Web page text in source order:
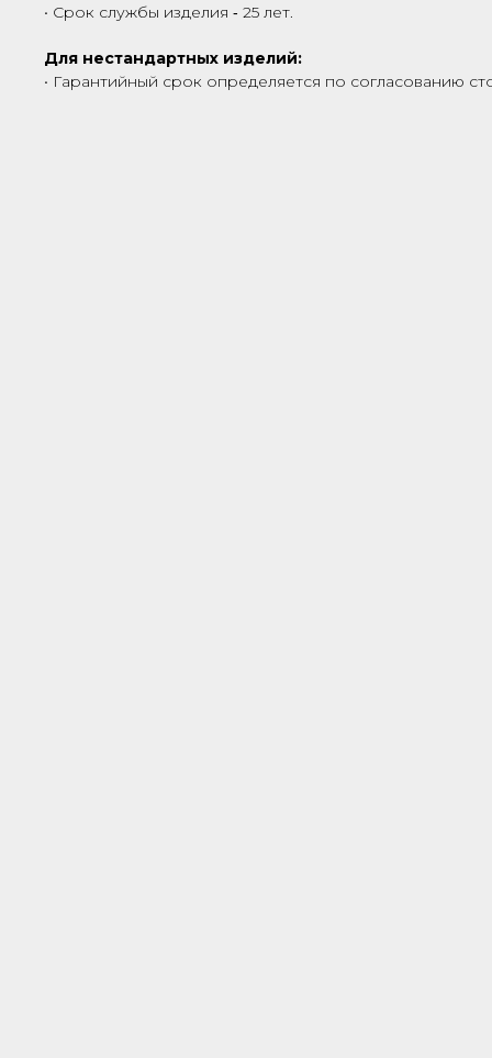
• Срок службы изделия ‑ 25 лет.
Для нестандартных изделий:
• Гарантийный срок определяется по согласованию